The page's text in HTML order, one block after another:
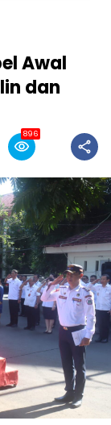
Awal
dan
896